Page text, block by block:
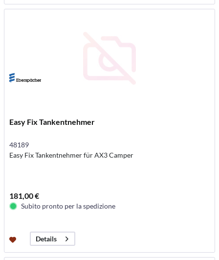
Easy Fix Tankentnehmer
48189
Easy Fix Tankentnehmer für AX3 Camper
181,00 €
Subito pronto per la spedizione
Details